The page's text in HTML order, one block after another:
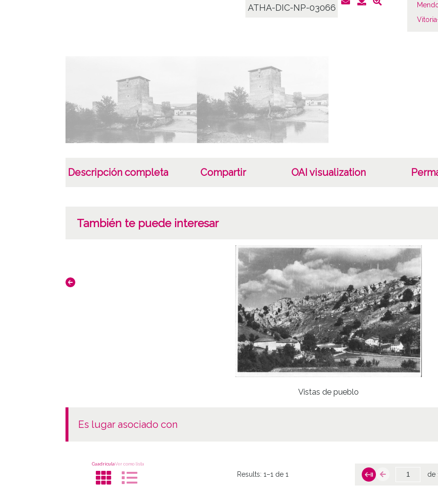
ATHA-DIC-NP-03066
Descripción completa Compartir OAI visualization
También te puede interesar
Vistas de pueblo
es lugar asociado con
CuadrículaVer como lista
Results:1–1 de 1 de